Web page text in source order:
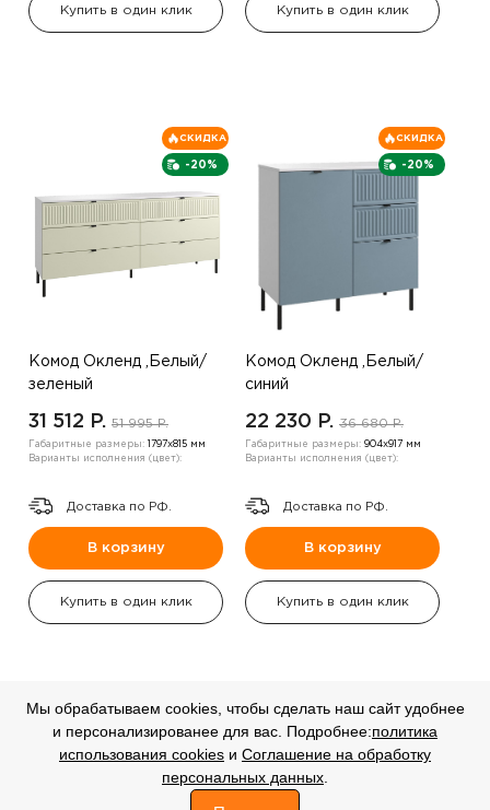
Купить в один клик Купить в один клик
-20%
СКИДКА
Комод Окленд ,Белый/
зеленый
31 512 P. 51 995 P.
Габаритные размеры:
1797х815 мм
Варианты исполнения (цвет):
Доставка по РФ.
В корзину
Купить в один клик
-20%
СКИДКА
Комод Окленд ,Белый/
синий
22 230 P. 36 680 P.
Габаритные размеры: 904х917 мм
Варианты исполнения (цвет):
Доставка по РФ.
В корзину
Купить в один клик
-20%
СКИДКА
-20%
СКИДКА
Мы обрабатываем cookies, чтобы сделать наш сайт удобнее
и персонализированее для вас. Подробнее:политика
использования cookies и Соглашение на обработку
персональных данных